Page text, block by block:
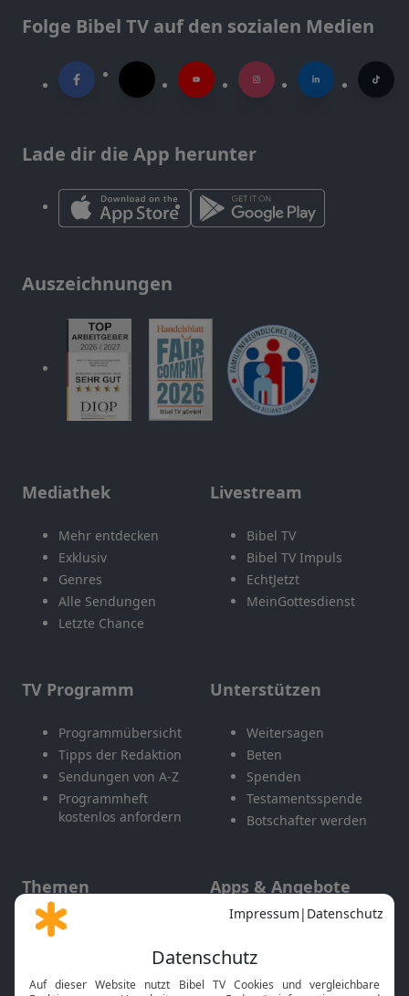
Folge Bibel TV auf den sozialen Medien
Lade dir die App herunter
Auszeichnungen
Mediathek
Mehr entdecken
Exklusiv
Genres
Alle Sendungen
Letzte Chance
Livestream
Bibel TV
Bibel TV Impuls
EchtJetzt
MeinGottesdienst
TV Programm
Programmübersicht
Tipps der Redaktion
Sendungen von A-Z
Programmheft
kostenlos anfordern
Unterstützen
Weitersagen
Beten
Spenden
Testamentsspende
Botschafter werden
Themen
Gott und Bibel erklärt
Apps & Angebote
Mobile App